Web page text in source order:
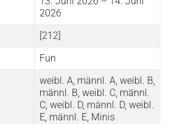
2026
[212]
Fun
weibl. A, männl. A, weibl. B,
männl. B, weibl. C, männl.
C, weibl. D, männl. D, weibl.
E, männl. E, Minis